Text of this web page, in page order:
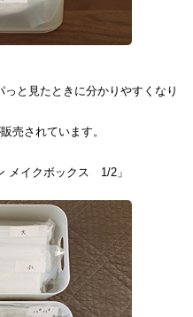
と見たときに分かりやすくなり
売されています。
メイクボックス 1/2」